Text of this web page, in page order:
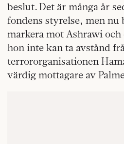
beslut. Det är många år
fondens styrelse, men
markera mot Ashrawi
hon inte kan ta avstånd
terrororganisationen
värdig mottagare av